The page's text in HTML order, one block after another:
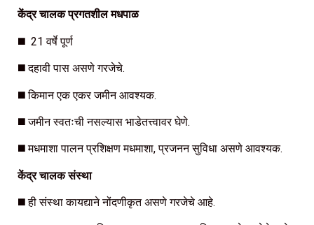
केंद्र चालक प्रगतशील मधपाळ
◼️ 21 वर्षे पूर्ण
◼️ दहावी पास असणे गरजेचे.
◼️ किमान एक एकर जमीन आवश्यक.
◼️ जमीन स्वतःची नसल्यास भाडेतत्त्वावर घेणे.
◼️ मधमाशा पालन प्रशिक्षण मधमाशा, प्रजनन सुविधा असणे आवश्यक.
केंद्र चालक संस्था
◼️ ही संस्था कायद्याने नोंदणीकृत असणे गरजेचे आहे.